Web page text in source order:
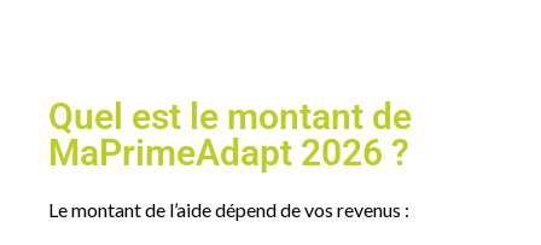
Quel est le montant de
MaPrimeAdapt 2026 ?
Le montant de l’aide dépend de vos revenus :